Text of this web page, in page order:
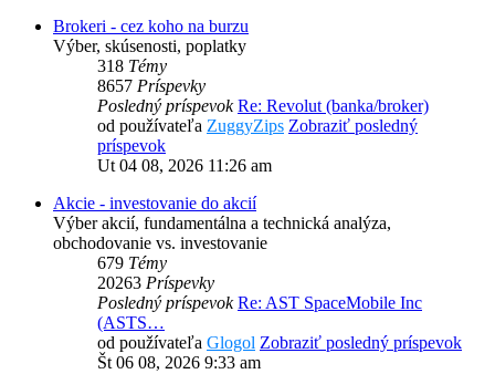
Brokeri - cez koho na burzu
Výber, skúsenosti, poplatky
318 Témy
8657 Príspevky
Posledný príspevok Re: Revolut (banka/broker)
od používateľa ZuggyZips Zobraziť posledný
príspevok
Ut 04 08, 2026 11:26 am
Akcie - investovanie do akcií
Výber akcií, fundamentálna a technická analýza,
obchodovanie vs. investovanie
679 Témy
20263 Príspevky
Posledný príspevok Re: AST SpaceMobile Inc
(ASTS…
od používateľa Glogol Zobraziť posledný príspevok
Št 06 08, 2026 9:33 am